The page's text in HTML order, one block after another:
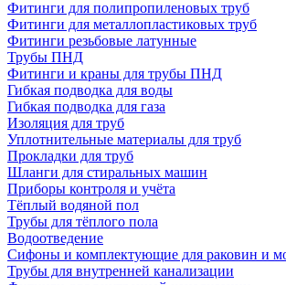
Фитинги для полипропиленовых труб
Фитинги для металлопластиковых труб
Фитинги резьбовые латунные
Трубы ПНД
Фитинги и краны для трубы ПНД
Гибкая подводка для воды
Гибкая подводка для газа
Изоляция для труб
Уплотнительные материалы для труб
Прокладки для труб
Шланги для стиральных машин
Приборы контроля и учёта
Тёплый водяной пол
Трубы для тёплого пола
Водоотведение
Сифоны и комплектующие для раковин и
Трубы для внутренней канализации